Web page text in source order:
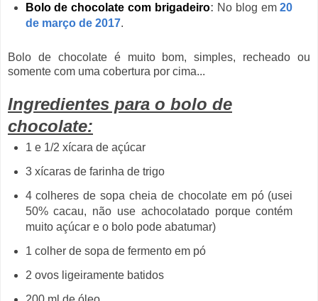
Bolo de chocolate com brigadeiro: No blog em20
de março de 2017.
Bolo de chocolate é muito bom, simples, recheado ou
somente com uma cobertura por cima...
Ingredientes para o bolo de
chocolate:
1 e 1/2 xícara de açúcar
3 xícaras de farinha de trigo
4 colheres de sopa cheia de chocolate em pó (usei
50% cacau, não use achocolatado porque contém
muito açúcar e o bolo pode abatumar)
1 colher de sopa de fermento em pó
2 ovos ligeiramente batidos